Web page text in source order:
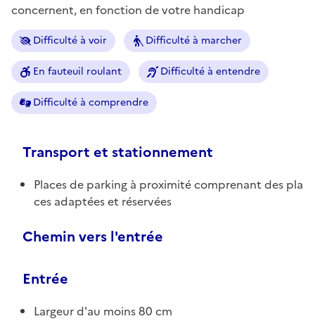
concernent, en fonction de votre handicap
Difficulté à voir Difficulté à marcher
En fauteuil roulant Difficulté à entendre
Difficulté à comprendre
Transport et stationnement
Places de parking à proximité comprenant des pla
ces adaptées et réservées
Chemin vers l'entrée
Entrée
Largeur d'au moins 80 cm